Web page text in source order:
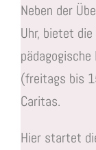
Neben der
Uhr, bietet
(freitags bis
Caritas.
Hier startet